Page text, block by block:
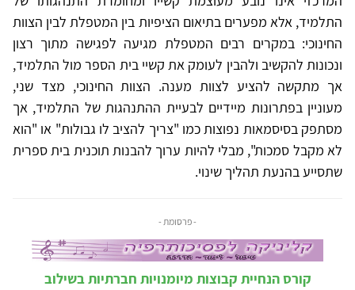
התלמיד, אלא מפערים בתיאום הציפיות בין המטפלת לבין הצוות
החינוכי: במקרים רבים המטפלת מגיעה לפגישה מתוך רצון
ונכונות להקשיב ולהבין לעומק את קשיי בית הספר מול התלמיד,
אך מתקשה להציע לצוות מענה. הצוות החינוכי, מצד שני,
מעוניין בפתרונות מיידיים לבעיית ההתנהגות של התלמיד, אך
מסתפק בסיסמאות נפוצות כמו "צריך להציב לו גבולות" או "הוא
לא מקבל סמכות", מבלי להיות ערוך להבנות תוכנית בית ספרית
שתסייע בהנעת תהליך שינוי.
- פרסומת -
קורס הנחיית קבוצות מיומנויות חברתיות בשילוב